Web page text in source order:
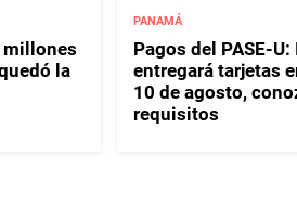
millones
la
PANAMÁ
Pagos del PASE-U:
entregará tarjetas
10 de agosto,
requisitos